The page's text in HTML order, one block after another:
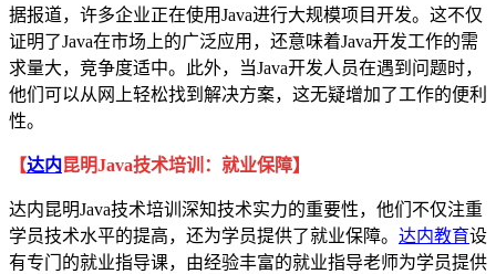
据报道，许多企业正在使用Java进行大规模项目开发。这不仅
证明了Java在市场上的广泛应用，还意味着Java开发工作的需
求量大，竞争度适中。此外，当Java开发人员在遇到问题时，
他们可以从网上轻松找到解决方案，这无疑增加了工作的便利
性。
【达内昆明Java技术培训：就业保障】
达内昆明Java技术培训深知技术实力的重要性，他们不仅注重
学员技术水平的提高，还为学员提供了就业保障。 达内教育设
有专门的就业指导课，由经验丰富的就业指导老师为学员提供